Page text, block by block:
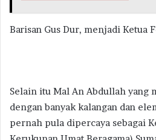
Barisan Gus Dur, menjadi Ketua
Selain itu Mal An Abdullah yang
dengan banyak kalangan dan
pernah pula dipercaya sebagai